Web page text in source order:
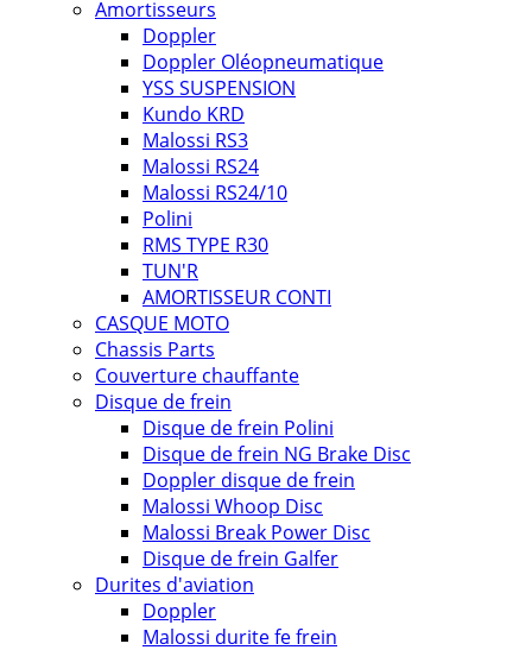
Amortisseurs
Doppler
Doppler Oléopneumatique
YSS SUSPENSION
Kundo KRD
Malossi RS3
Malossi RS24
Malossi RS24/10
Polini
RMS TYPE R30
TUN'R
AMORTISSEUR CONTI
CASQUE MOTO
Chassis Parts
Couverture chauffante
Disque de frein
Disque de frein Polini
Disque de frein NG Brake Disc
Doppler disque de frein
Malossi Whoop Disc
Malossi Break Power Disc
Disque de frein Galfer
Durites d'aviation
Doppler
Malossi durite fe frein